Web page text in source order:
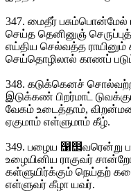
347. மைதீர்
செய்த தெனினுஞ்
எய்திய செல்வத்த
செய்தொழிலால் காணப்
348. கடுக்கெனச்
இடுக்கண் பிறர்மாட்
வேகம் உடைத்தாம்,
ஏகுமாம் எள்ளுமாம் கீழ்.
349. பழைய ஡஢வரென்று
உழையினிய ராகுவர்
கள்ளுயிர்க்கும் நெய்தற்
எள்ளுவர் கீழா யவர்.